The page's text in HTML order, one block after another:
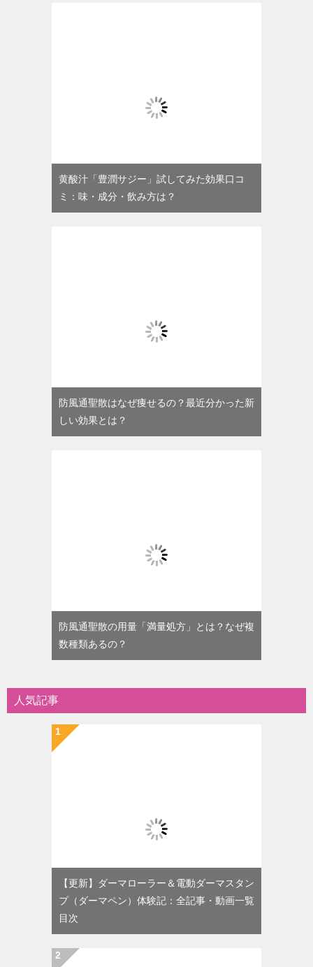
黄酸汁「豊潤サジー」試してみた効果口コ
ミ：味・成分・飲み方は？
防風通聖散はなぜ痩せるの？最近分かった新
しい効果とは？
防風通聖散の用量「満量処方」とは？なぜ複
数種類あるの？
人気記事
【更新】ダーマローラー＆電動ダーマスタン
プ（ダーマペン）体験記：全記事・動画一覧
目次